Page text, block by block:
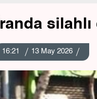
İranda
16:21 13 May 2026